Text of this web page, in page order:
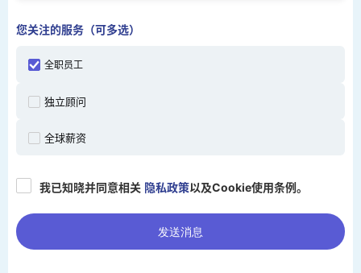
您关注的服务（可多选）
全职员工
独立顾问
全球薪资
我已知晓并同意相关 隐私政策以及Cookie使用条例。